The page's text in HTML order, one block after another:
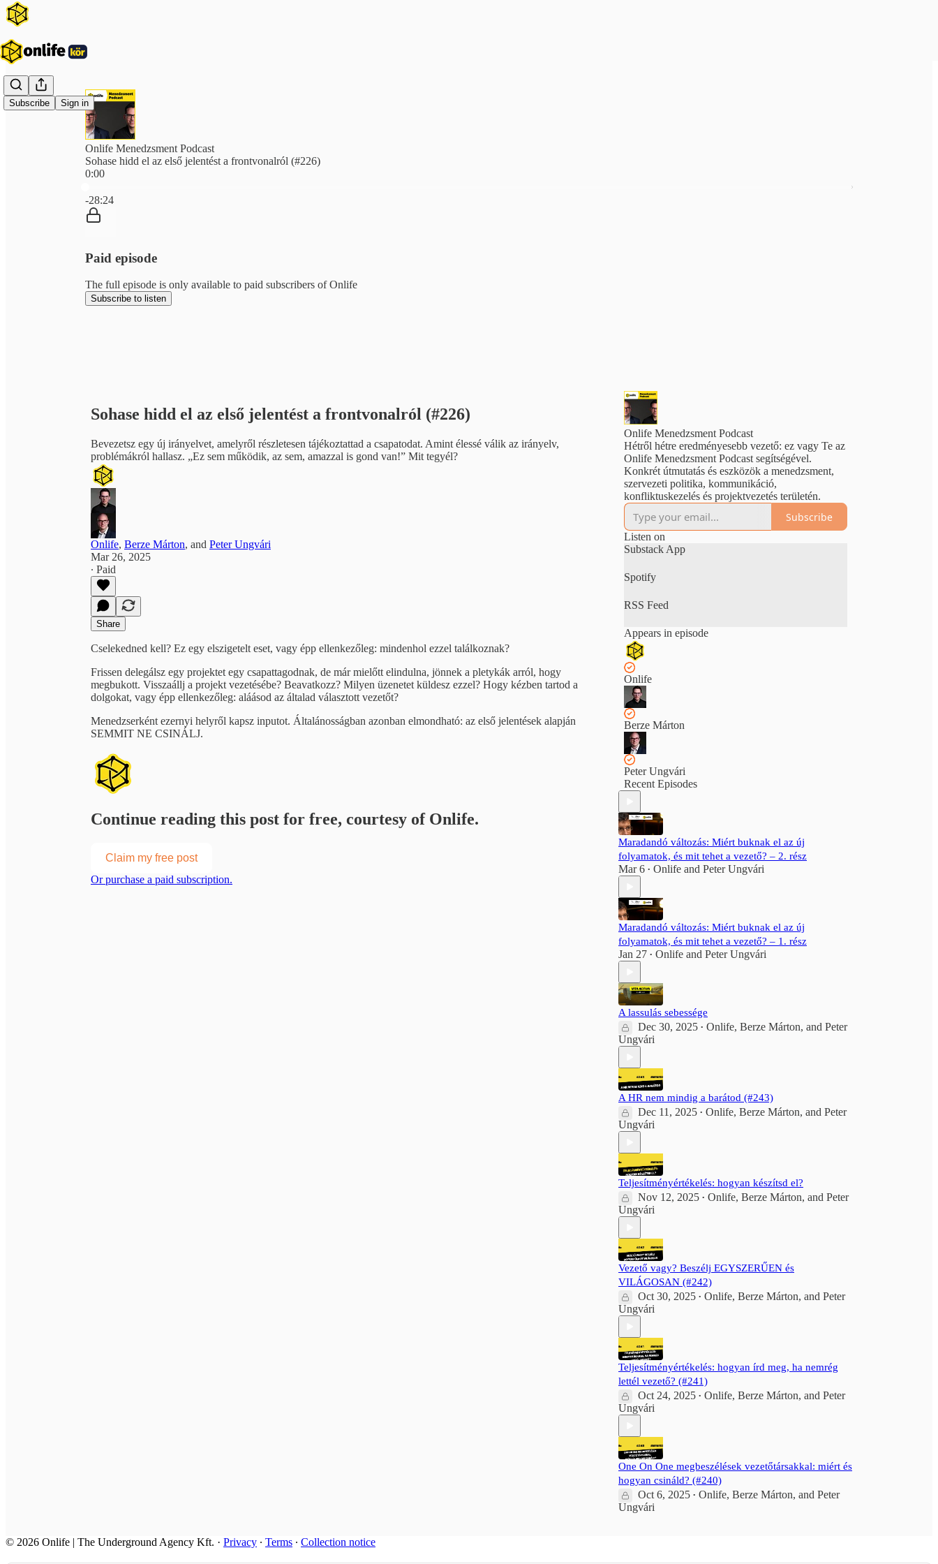
Subscribe Sign in
Onlife Menedzsment Podcast
Sohase hidd el az első jelentést a frontvonalról (#226)
0:00
-28:24
Paid episode
The full episode is only available to paid subscribers of Onlife
Subscribe to listen
Sohase hidd el az első jelentést a frontvonalról (#226)
Bevezetsz egy új irányelvet, amelyről részletesen tájékoztattad a csapatodat. Amint élessé válik az irányelv,
problémákról hallasz. „Ez sem működik, az sem, amazzal is gond van!” Mit tegyél?
Onlife, Berze Márton, and Peter Ungvári
Mar 26, 2025
∙ Paid
Share
Cselekedned kell? Ez egy elszigetelt eset, vagy épp ellenkezőleg: mindenhol ezzel találkoznak?
Frissen delegálsz egy projektet egy csapattagodnak, de már mielőtt elindulna, jönnek a pletykák arról, hogy
megbukott. Visszaállj a projekt vezetésébe? Beavatkozz? Milyen üzenetet küldesz ezzel? Hogy kézben tartod a
dolgokat, vagy épp ellenkezőleg: aláásod az általad választott vezetőt?
Menedzserként ezernyi helyről kapsz inputot. Általánosságban azonban elmondható: az első jelentések alapján
SEMMIT NE CSINÁLJ.
Continue reading this post for free, courtesy of Onlife.
Claim my free post
Or purchase a paid subscription.
Onlife Menedzsment Podcast
Hétről hétre eredményesebb vezető: ez vagy Te az
Onlife Menedzsment Podcast segítségével.
Konkrét útmutatás és eszközök a menedzsment,
szervezeti politika, kommunikáció,
konfliktuskezelés és projektvezetés területén.
Subscribe
Listen on
Substack App
Spotify
RSS Feed
Appears in episode
Onlife
Berze Márton
Peter Ungvári
Recent Episodes
Maradandó változás: Miért buknak el az új
folyamatok, és mit tehet a vezető? – 2. rész
Mar 6 • Onlife and Peter Ungvári
Maradandó változás: Miért buknak el az új
folyamatok, és mit tehet a vezető? – 1. rész
Jan 27 • Onlife and Peter Ungvári
A lassulás sebessége
Dec 30, 2025 • Onlife, Berze Márton, and Peter
Ungvári
A HR nem mindig a barátod (#243)
Dec 11, 2025 • Onlife, Berze Márton, and Peter
Ungvári
Teljesítményértékelés: hogyan készítsd el?
Nov 12, 2025 • Onlife, Berze Márton, and Peter
Ungvári
Vezető vagy? Beszélj EGYSZERŰEN és
VILÁGOSAN (#242)
Oct 30, 2025 • Onlife, Berze Márton, and Peter
Ungvári
Teljesítményértékelés: hogyan írd meg, ha nemrég
lettél vezető? (#241)
Oct 24, 2025 • Onlife, Berze Márton, and Peter
Ungvári
One On One megbeszélések vezetőtársakkal: miért és
hogyan csináld? (#240)
Oct 6, 2025 • Onlife, Berze Márton, and Peter
Ungvári
© 2026 Onlife | The Underground Agency Kft. · Privacy ∙ Terms ∙ Collection notice